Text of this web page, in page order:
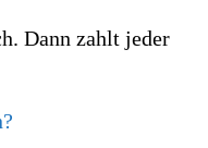
Dann zahlt jeder